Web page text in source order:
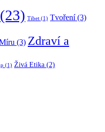
(23) Tibet (1) Tvoření(3)
(3) Zdraví a
(1) Živá Etika (2)